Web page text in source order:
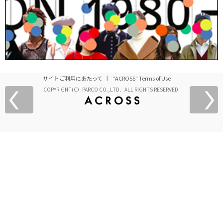
サイトご利用にあたって "ACROSS" Terms of Use
COPYRIGHT(C）PARCO CO.,LTD．ALL RIGHTS RESERVED.